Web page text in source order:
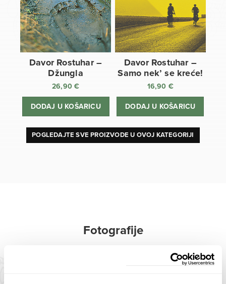
Davor Rostuhar –
Džungla
26,90€
DODAJ U KOŠARICU
Davor Rostuhar –
Samo nek’ se kreće!
16,90 €
DODAJ U KOŠARICU
POGLEDAJTE SVE PROIZVODE U OVOJ KATEGORIJI
Fotografije